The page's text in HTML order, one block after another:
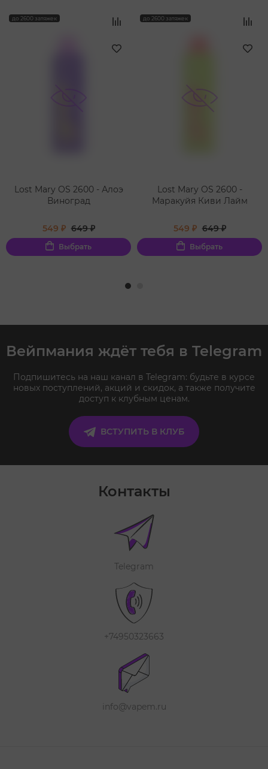
до 2600 затяжек
Lost Mary OS 2600 - Алоэ
Виноград
549 ₽ 649 ₽
Выбрать
до 2600 затяжек
Lost Mary OS 2600 -
Маракуйя Киви Лайм
549 ₽ 649 ₽
Выбрать
Вейпмания ждёт тебя в Telegram
Подпишитесь на наш канал в Telegram: будьте в курсе
новых поступлений, акций и скидок, а также получите
доступ к клубным ценам.
ВСТУПИТЬ В КЛУБ
Контакты
Telegram
+74950323663
info@vapem.ru